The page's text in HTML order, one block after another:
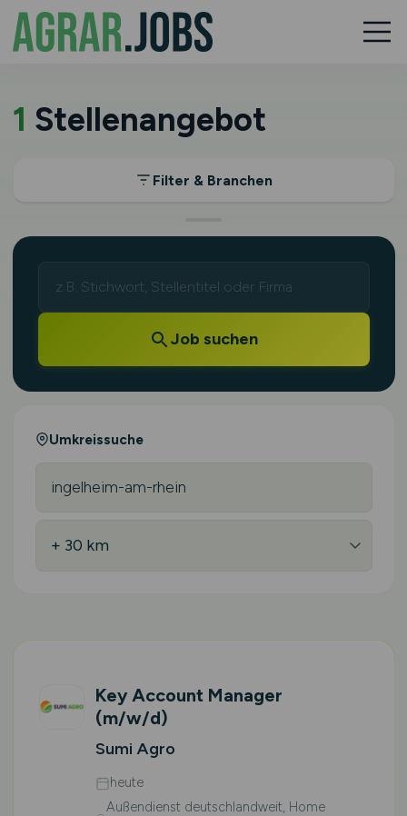
1 Stellenangebot
Filter & Branchen
Job suchen
Umkreissuche
Key Account Manager
(m/w/d)
Sumi Agro
heute
Außendienst deutschlandweit, Home